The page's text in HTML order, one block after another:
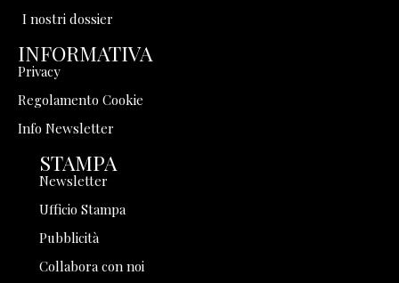
I nostri dossier
INFORMATIVA
Privacy
Regolamento Cookie
Info Newsletter
STAMPA
Newsletter
Ufficio Stampa
Pubblicità
Collabora con noi